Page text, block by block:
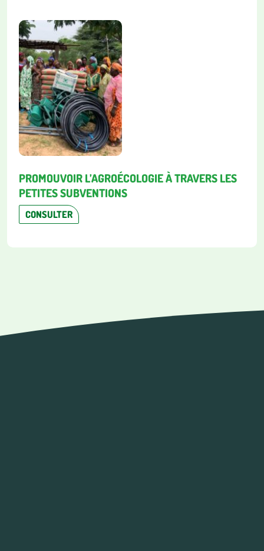
PROMOUVOIR L’AGROÉCOLOGIE À TRAVERS LES
PETITES SUBVENTIONS
CONSULTER